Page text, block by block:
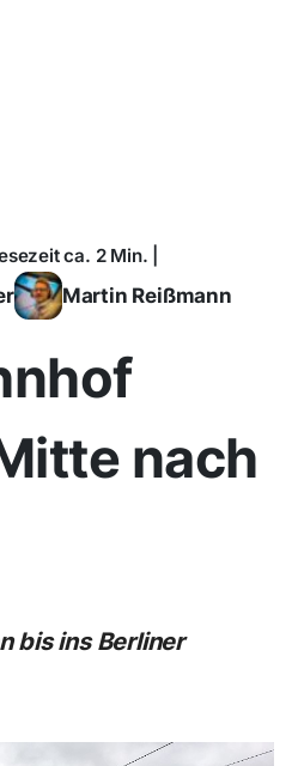
ca. 2 Min. |
Martin Reißmann
nach
bis ins Berliner